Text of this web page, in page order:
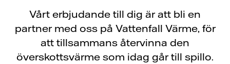
Vårt erbjudande till dig är att bli en
partner med oss på Vattenfall Värme, för
att tillsammans återvinna den
överskottsvärme som idag går till spillo.